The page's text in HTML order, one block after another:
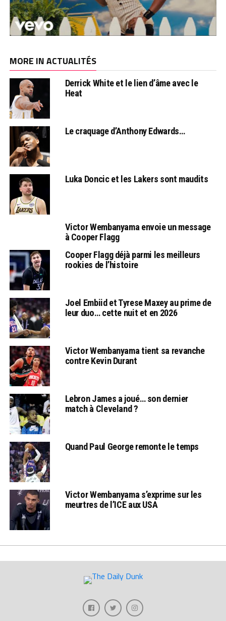
MORE IN ACTUALITÉS
Derrick White et le lien d’âme avec le
Heat
Le craquage d’Anthony Edwards…
Luka Doncic et les Lakers sont maudits
Victor Wembanyama envoie un message
à Cooper Flagg
Cooper Flagg déjà parmi les meilleurs
rookies de l’histoire
Joel Embiid et Tyrese Maxey au prime de
leur duo… cette nuit et en 2026
Victor Wembanyama tient sa revanche
contre Kevin Durant
Lebron James a joué… son dernier
match à Cleveland ?
Quand Paul George remonte le temps
Victor Wembanyama s’exprime sur les
meurtres de l’ICE aux USA